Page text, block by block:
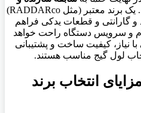
توجه کنید. یک برند معتبر (مثل RADDARco)
و گارانتی و قطعات یدکی فراهم
و سرویس دستگاه راحت خواهد
نیاز، کیفیت ساخت و پشتیبانی
لول گیج مناسب هستند.
انتخاب برند